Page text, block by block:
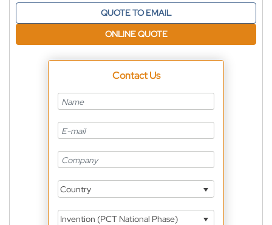
QUOTE TO EMAIL
ONLINE QUOTE
Contact Us
Country
Invention (PCT National Phase)